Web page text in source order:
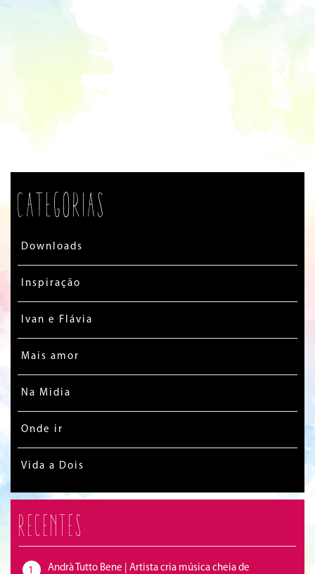
Categorias
Downloads
Inspiração
Ivan e Flávia
Mais amor
Na Midia
Onde ir
Vida a Dois
Recentes
1
Andrà Tutto Bene | Artista cria música cheia de